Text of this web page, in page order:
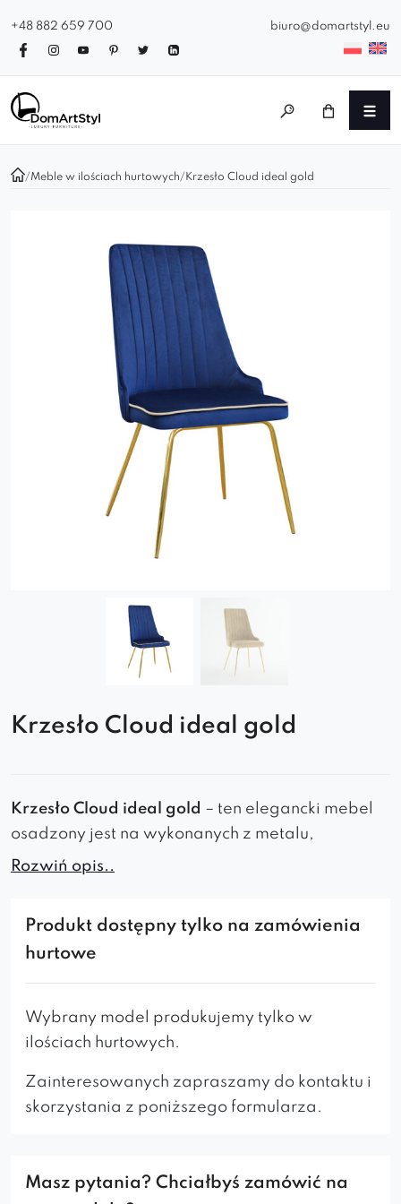
+48 882 659 700 biuro@domartstyl.eu
/Meble w ilościach hurtowych/ Krzesło Cloud ideal gold
Krzesło Cloud ideal gold
Krzesło Cloud ideal gold – ten elegancki mebel
osadzony jest na wykonanych z metalu,
lakierowanych na złoty kolor nogach i
kolorów nóg. Krzesło posiada wygodne
siedzisko oraz pionowe przeszycia na
komfortowego oparcia.
Wyjątkowy styl– złote nogi w stylu Ideal
Komfort na długo– wysokie oparcie i miękkie
siedzisko zapewniają wygodę przez wiele
gwarantuje stabilność i długi czas
użytkowania.
Rozwiń opis..
Produkt dostępny tylko na zamówienia
hurtowe
Wybrany model produkujemy tylko w
ilościach hurtowych.
Zainteresowanych zapraszamy do kontaktu i
skorzystania z poniższego formularza.
Masz pytania? Chciałbyś zamówić na